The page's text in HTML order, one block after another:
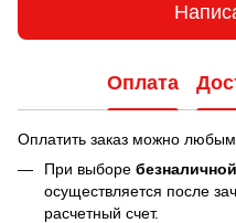
Оплата
Оплатить заказ можно
При выборе безналичной
осуществляется после
расчетный счет.